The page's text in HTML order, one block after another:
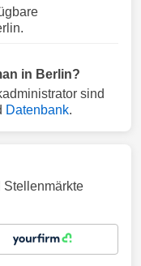
in Berlin?
sind
Datenbank.
Stellenmärkte